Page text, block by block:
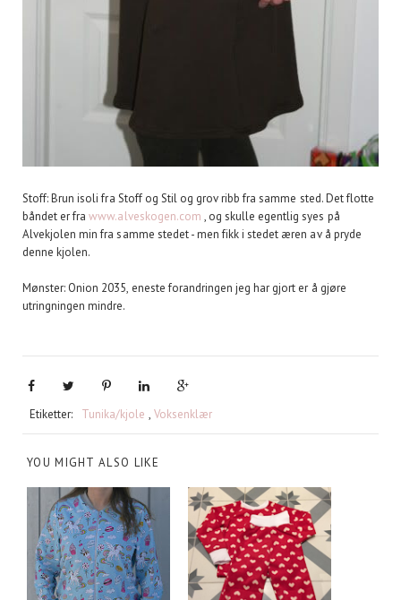
Stoff: Brun isoli fra Stoff og Stil og grov ribb fra samme sted. Det flotte
båndet er frawww.alveskogen.com , og skulle egentlig syes på
Alvekjolen min fra samme stedet - men fikk i stedet æren av å pryde
denne kjolen.
Mønster: Onion 2035, eneste forandringen jeg har gjort er å gjøre
utringningen mindre.
Etiketter: Tunika/kjole , Voksenklær
YOU MIGHT ALSO LIKE